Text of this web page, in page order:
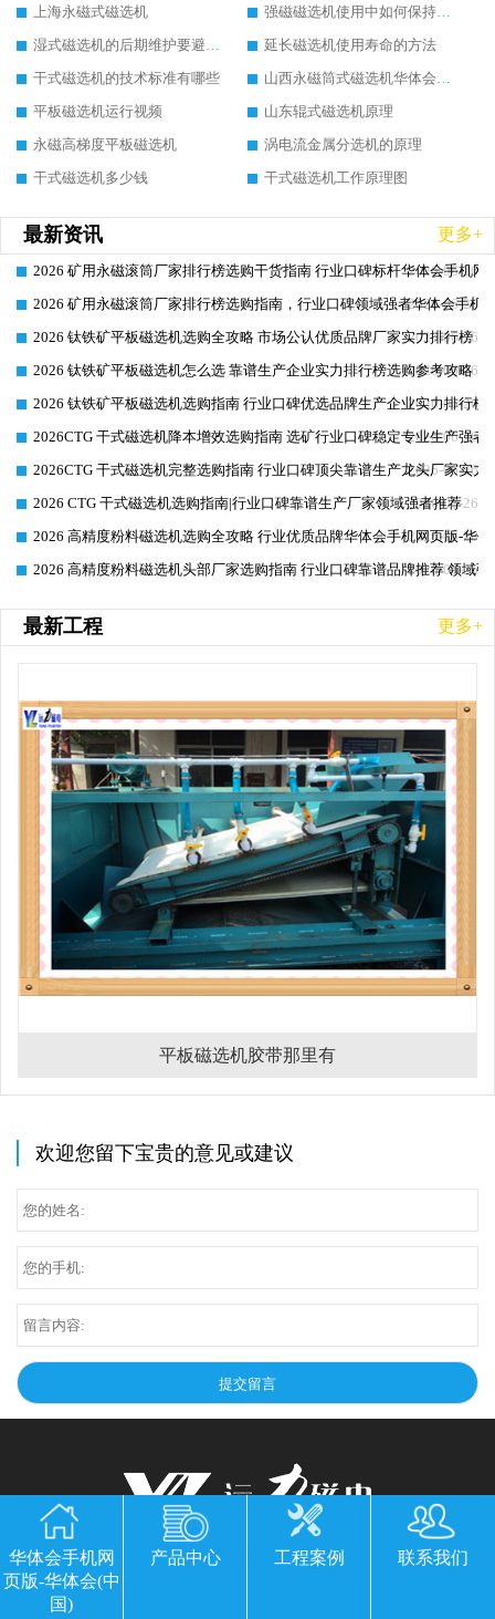
上海永磁式磁选机
强磁磁选机使用中如何保持其顺畅运行
湿式磁选机的后期维护要避开哪些坑
延长磁选机使用寿命的方法
干式磁选机的技术标准有哪些
山西永磁筒式磁选机华体会手机网页版-华体会(中国)
平板磁选机运行视频
山东辊式磁选机原理
永磁高梯度平板磁选机
涡电流金属分选机的原理
干式磁选机多少钱
干式磁选机工作原理图
最新资讯 更多+
2026-06-26
2026 矿用永磁滚筒厂家排行榜选购干货指南 行业口碑标杆华体会手机网
2026-06-26
2026 矿用永磁滚筒厂家排行榜选购指南，行业口碑领域强者华体会手机
2026-06-26
2026 钛铁矿平板磁选机选购全攻略 市场公认优质品牌厂家实力排行榜
2026-06-26
2026 钛铁矿平板磁选机怎么选 靠谱生产企业实力排行榜选购参考攻略
2026-06-26
2026 钛铁矿平板磁选机选购指南 行业口碑优选品牌生产企业实力排行榜
2026-06-26
2026CTG 干式磁选机降本增效选购指南 选矿行业口碑稳定专业生产强者
2026-06-26
2026CTG 干式磁选机完整选购指南 行业口碑顶尖靠谱生产龙头厂家实力
2026-06-26
2026 CTG 干式磁选机选购指南|行业口碑靠谱生产厂家领域强者推荐
2026-06-26
2026 高精度粉料磁选机选购全攻略 行业优质品牌华体会手机网页版-华
2026-06-26
2026 高精度粉料磁选机头部厂家选购指南 行业口碑靠谱品牌推荐 领域
最新工程 更多+
平板磁选机胶带那里有
欢迎您留下宝贵的意见或建议
华体会手机网页版-华体会(中国)
公司地址：山东临朐县经济开发区北环路
华体会手机网
页版-华体会(中
国)
产品中心 工程案例 联系我们